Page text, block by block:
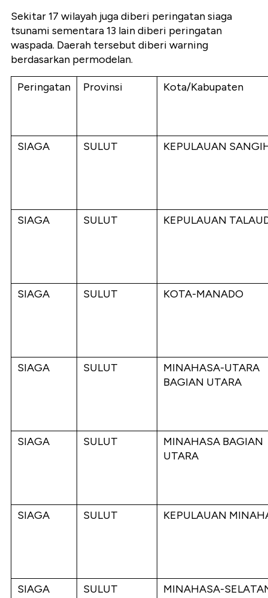
Sekitar 17 wilayah juga diberi peringatan siaga
tsunami sementara 13 lain diberi peringatan
waspada. Daerah tersebut diberi warning
berdasarkan permodelan.
Peringatan Provinsi Kota/Kabupaten
SIAGA SULUT KEPULAUAN
SIAGA SULUT KEPULAUAN
SIAGA SULUT KOTA-MANADO
SIAGA SULUT
MINAHASA-UTARA
BAGIAN UTARA
SIAGA SULUT
MINAHASA BAGIAN
UTARA
SIAGA SULUT KEPULAUAN
SIAGA SULUT
MINAHASA-